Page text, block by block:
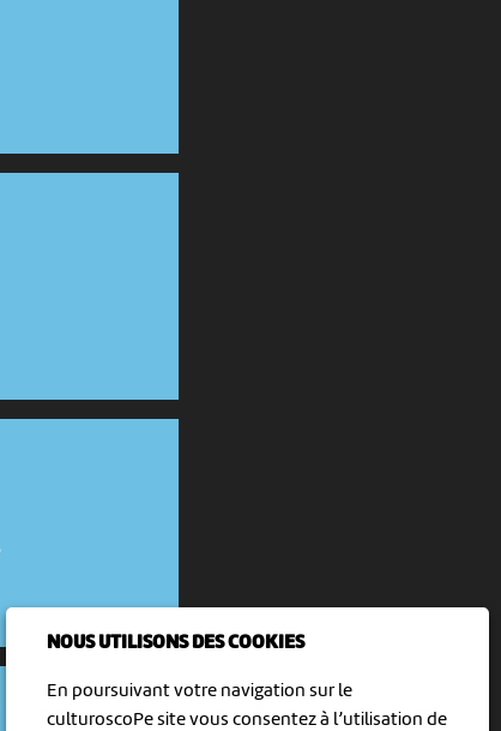
NOUS UTILISONS DES COOKIES
En poursuivant votre navigation sur le
culturoscoPe site vous consentez à l’utilisation de